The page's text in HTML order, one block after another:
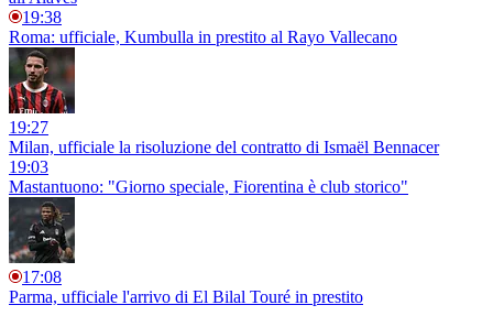
19:38
Roma: ufficiale, Kumbulla in prestito al Rayo Vallecano
19:27
Milan, ufficiale la risoluzione del contratto di Ismaël Bennacer
19:03
Mastantuono: "Giorno speciale, Fiorentina è club storico"
17:08
Parma, ufficiale l'arrivo di El Bilal Touré in prestito